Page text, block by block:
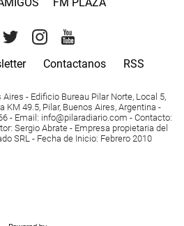
Contactanos RSS
Aires - Edificio Bureau Pilar Norte, Local 5,
KM 49.5, Pilar, Buenos Aires, Argentina -
- Email : info@pilaradiario.com - Contacto:
: Sergio Abrate - Empresa propietaria del
SRL - Fecha de Inicio: Febrero 2010